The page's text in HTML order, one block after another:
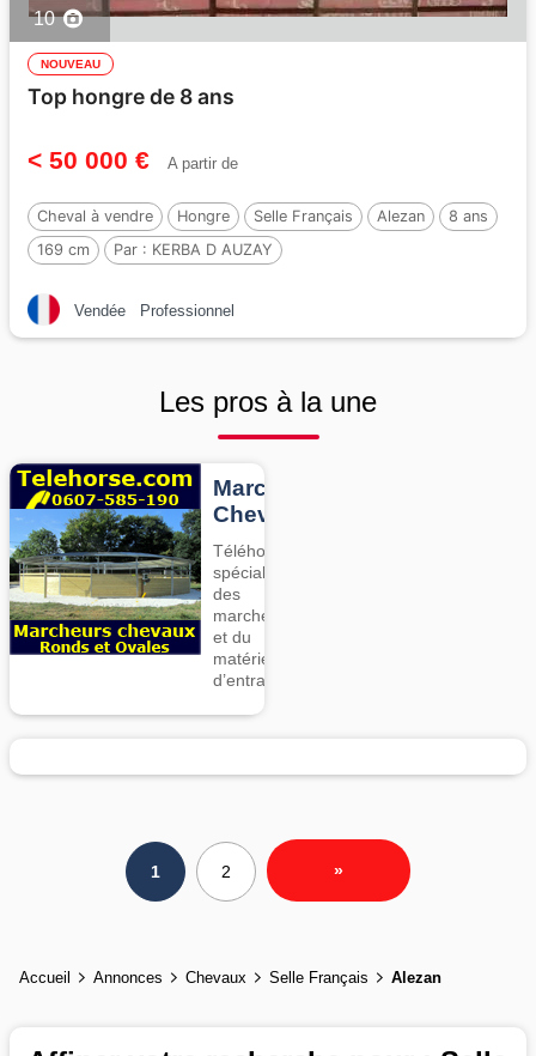
10
NOUVEAU
Top hongre de 8 ans
< 50 000 € A partir de
Cheval à vendre Hongre Selle Français Alezan
8 ans
169 cm
Par : KERBA D AUZAY
Vendée Professionnel
Les pros à la une
Marcheurs
Chevaux
Téléhorse,
spécialiste
des
marcheurs
et du
matériel
d’entrainement
1 2 »
Accueil Annonces Chevaux Selle Français Alezan